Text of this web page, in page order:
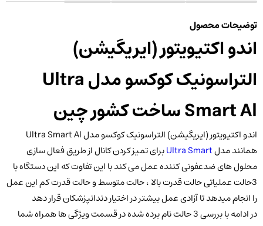
توضیحات محصول
اندو اکتیویتور (ایریگیشن)
التراسونیک کوکسو مدل Ultra
Smart Al ساخت کشور چین
اندو اکتیویتور (ایریگیشن) التراسونیک کوکسو مدل Ultra Smart Al
همانند مدلUltra Smartبرای تمیز کردن کانال از طریق فعال سازی
محلول های ضدعفونی کننده عمل می کند با این تفاوت که این دستگاه با
3حالت عملیاتی حالت قدرت بالا ، حالت متوسط و حالت قدرت کم این عمل
را انجام میدهد تا آزادی عمل بیشتر در اختیار دندانپزشکان قرار دهد
در ادامه با بررسی 3 حالت نام برده شده در قسمت ویژگی ها همراه شما